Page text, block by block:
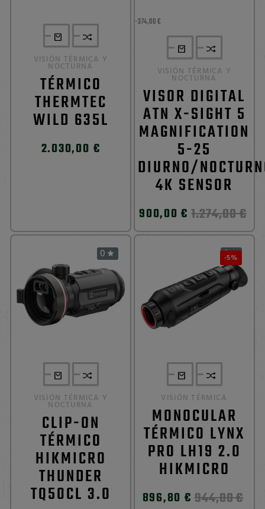
VISIÓN TÉRMICA Y
NOCTURNA
TÉRMICO
THERMTEC
WILD 635L
2.030,00 €
-374,00 €
VISIÓN TÉRMICA Y
NOCTURNA
VISOR DIGITAL
ATN X-SIGHT 5
MAGNIFICATION
5-25
DIURNO/
4K SENSOR
900,00 € 1.274,00 €
0 
VISIÓN TÉRMICA Y
NOCTURNA
CLIP-ON
TÉRMICO
HIKMICRO
THUNDER
TQ50CL 3.0
-5%
0 
VISIÓN TÉRMICA
MONOCULAR
TÉRMICO LYNX
PRO LH19 2.0
HIKMICRO
896,80 € 944,00 €